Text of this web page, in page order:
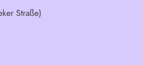
Straße)